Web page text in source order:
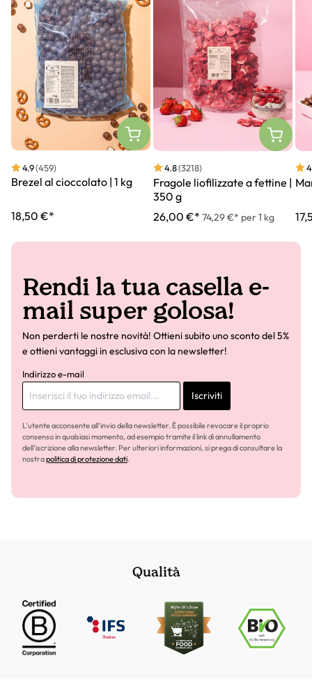
4.9(459)
Brezel al cioccolato | 1 kg
18,50 €*
4.8(3218)
Fragole liofilizzate a fettine |
350 g
26,00 €* 74,29 €* per 1 kg
Rendi la tua casella e-
mail super golosa!
Non perderti le nostre novità! Ottieni subito uno sconto del 5%
e ottieni vantaggi in esclusiva con la newsletter!
Indirizzo e-mail
Iscriviti
L'utente acconsente all'invio della newsletter. È possibile revocare il proprio
consenso in qualsiasi momento, ad esempio tramite il link di annullamento
dell'iscrizione alla newsletter. Per ulteriori informazioni, si prega di consultare la
nostrapolitica di protezione dati.
Qualità